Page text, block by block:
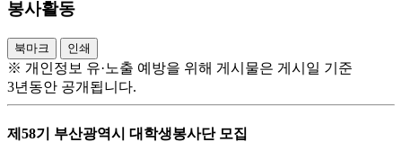
봉사활동
북마크 인쇄
※ 개인정보 유·노출 예방을 위해 게시물은 게시일 기준
3년동안 공개됩니다.
제58기 부산광역시 대학생봉사단 모집